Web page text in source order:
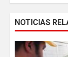
NOTICIAS